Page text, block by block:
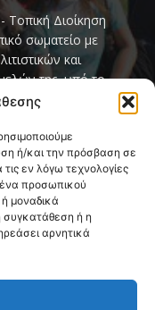
ή/και την πρόσβαση σε
εν λόγω τεχνολογίες
προσωπικού
μοναδικά
συγκατάθεση ή η
αρνητικά
Διοίκηση
σωματείο με
και
της, υπό το
(Υπηρετώ δια της